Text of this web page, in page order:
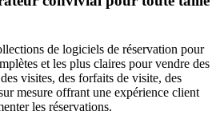
de logiciels de réservation pour
et les plus claires pour vendre des
visites, des forfaits de visite, des
mesure offrant une expérience client
les réservations.